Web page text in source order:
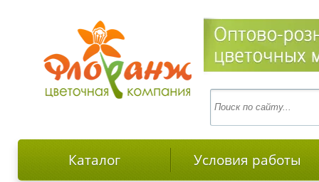
Каталог Условия работы